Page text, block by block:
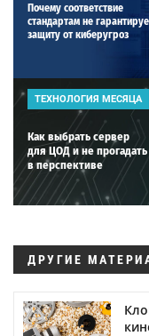
Почему соответствие
стандартам не
защиту от киберугроз
ТЕХНОЛОГИЯ МЕСЯЦА
Как выбрать сервер
для ЦОД и не прогадать
в перспективе
ДРУГИЕ